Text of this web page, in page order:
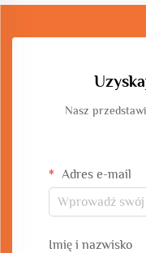
Nasz
Adres e-mail
Imię i nazwisko